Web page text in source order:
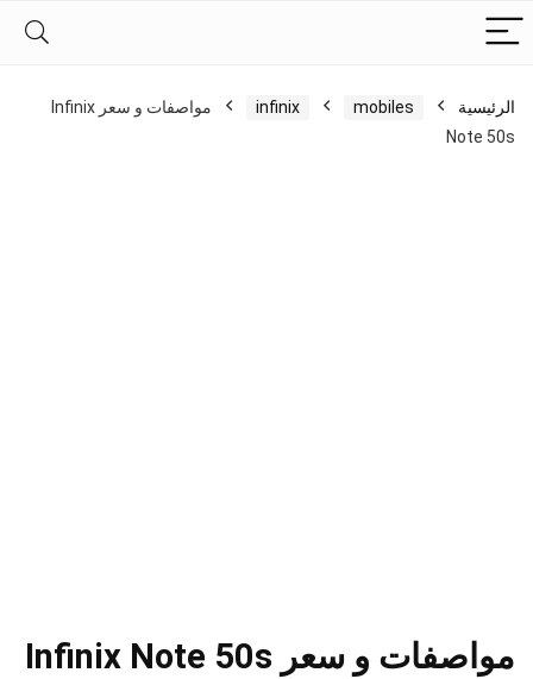
الرئيسية mobiles
infinix
مواصفات و سعر Infinix
Note 50s
مواصفات و سعر Infinix Note 50s